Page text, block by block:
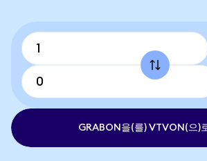
GRABON을(를) VTVON(으)